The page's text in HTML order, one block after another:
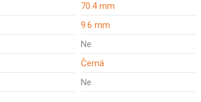
70.4 mm
9.6 mm
Ne
Černá
Ne